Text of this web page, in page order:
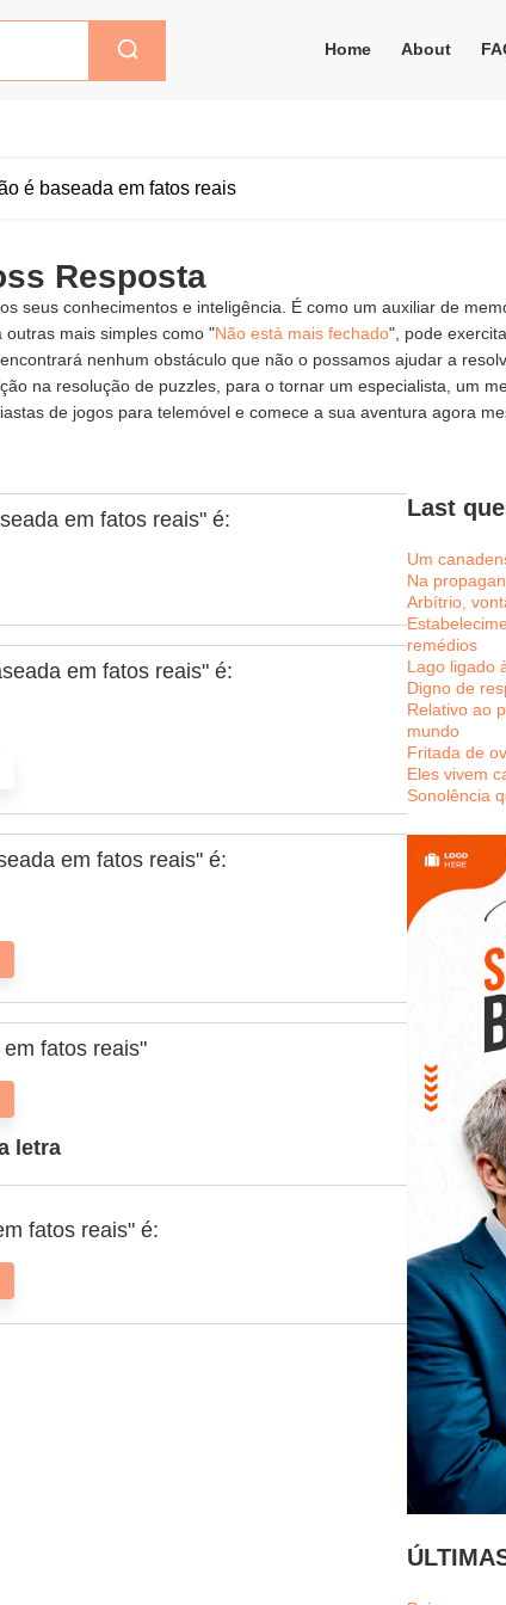
Home About
é baseada em fatos reais
Resposta
seus conhecimentos e inteligência. É como um auxiliar de
outras mais simples como "Não está mais fechado", pode
nenhum obstáculo que não o possamos ajudar a
na resolução de puzzles, para o tornar um especialista, um
de jogos para telemóvel e comece a sua aventura agora
em fatos reais" é:
em fatos reais" é:
em fatos reais" é:
fatos reais"
letra
fatos reais" é:
Last
Um
Na
Arbítrio,
remédios
Lago ligado
Digno de
Relativo ao
mundo
Fritada de
Eles vivem
Sonolência